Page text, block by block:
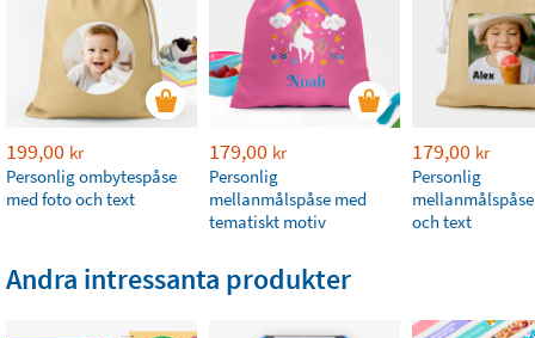
199,00 kr
Personlig ombytespåse
med foto och text
179,00 kr
Personlig
mellanmålspåse med
tematiskt motiv
179,00 kr
Personlig
och text
Andra intressanta produkter